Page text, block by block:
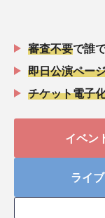
審査不要で誰
即日公演ペー
チケット電子
イベン
ライ